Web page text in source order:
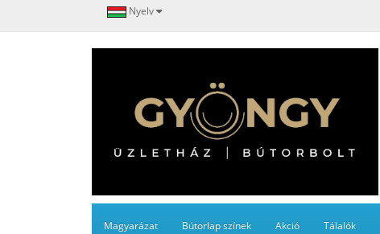
Nyelv
Magyarázat Bútorlap színek Akció Tálalók